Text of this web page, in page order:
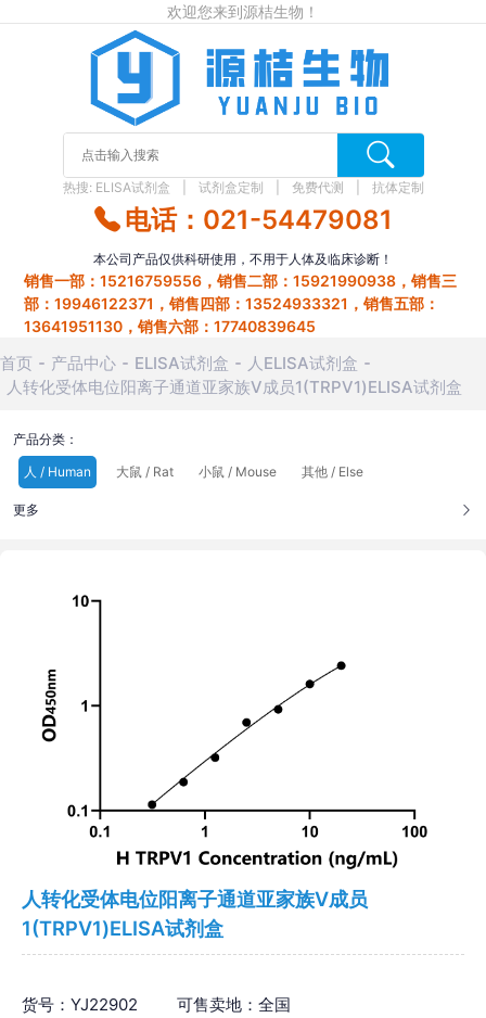
欢迎您来到源桔生物！
热搜: ELISA试剂盒 试剂盒定制 免费代测 抗体定制
电话：021-54479081
本公司产品仅供科研使用，不用于人体及临床诊断！
销售一部：15216759556，销售二部：15921990938，销售三
部：19946122371，销售四部：13524933321，销售五部：
13641951130，销售六部：17740839645
首页 产品中心 ELISA试剂盒
人ELISA试剂盒
人转化受体电位阳离子通道亚家族V成员1(TRPV1)ELISA试剂盒
产品分类：
人 / Human
大鼠 / Rat 小鼠 / Mouse 其他 / Else
更多
人转化受体电位阳离子通道亚家族V成员
1(TRPV1)ELISA试剂盒
货号：YJ22902 可售卖地：全国